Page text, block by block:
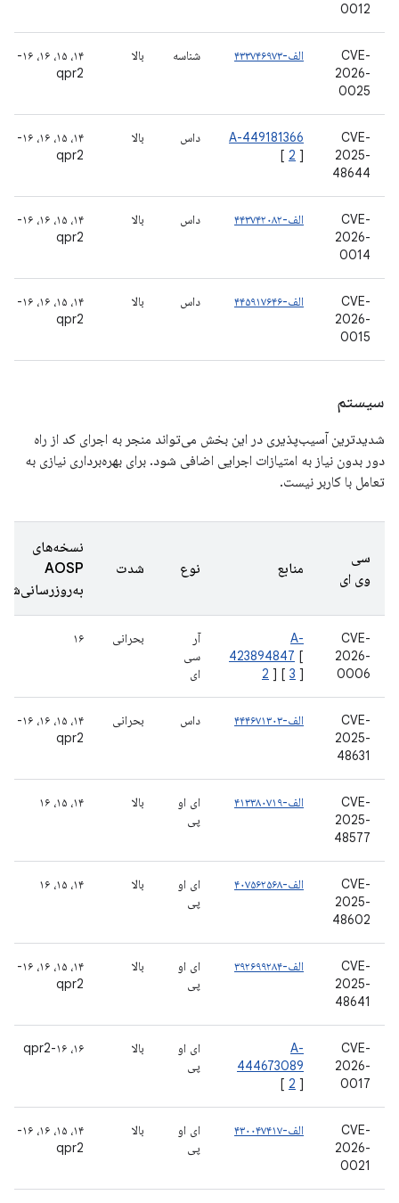
0012
CVE-
2026-
0025
الف-۴۳۳۷۴۶۹۷۳ شناسه بالا
۱۴، ۱۵، ۱۶، ۱۶-
qpr2
CVE-
2025-
48644
A-449181366
[ 2 ]
داس بالا
۱۴، ۱۵، ۱۶، ۱۶-
qpr2
CVE-
2026-
0014
الف-۴۴۳۷۴۲۰۸۲ داس بالا
۱۴، ۱۵، ۱۶، ۱۶-
qpr2
CVE-
2026-
0015
الف-۴۴۵۹۱۷۶۴۶ داس بالا
۱۴، ۱۵، ۱۶، ۱۶-
qpr2
سیستم
شدیدترین آسیب‌پذیری در این بخش می‌تواند منجر به اجرای کد از راه
دور بدون نیاز به امتیازات اجرایی اضافی شود. برای بهره‌برداری نیازی به
تعامل با کاربر نیست.
سی
وی ای
منابع نوع شدت
نسخه‌های
AOSP
CVE-
2026-
0006
A-
423894847 [
2 ] [ 3 ]
آر
سی
ای
بحرانی ۱۶
CVE-
2025-
48631
الف-۴۴۴۶۷۱۳۰۳ داس بحرانی
۱۴، ۱۵، ۱۶، ۱۶-
qpr2
CVE-
2025-
48577
الف-۴۱۳۳۸۰۷۱۹
ای او
پی
بالا ۱۴، ۱۵، ۱۶
CVE-
2025-
48602
الف-۴۰۷۵۶۲۵۶۸
ای او
پی
بالا ۱۴، ۱۵، ۱۶
CVE-
2025-
48641
الف-۳۹۲۶۹۹۲۸۴
ای او
پی
بالا
۱۴، ۱۵، ۱۶، ۱۶-
qpr2
CVE-
2026-
0017
A-
444673089
[ 2 ]
ای او
پی
بالا ۱۶، ۱۶-qpr2
CVE-
2026-
0021
الف-۴۳۰۰۴۷۴۱۷
ای او
پی
بالا
۱۴، ۱۵، ۱۶، ۱۶-
qpr2